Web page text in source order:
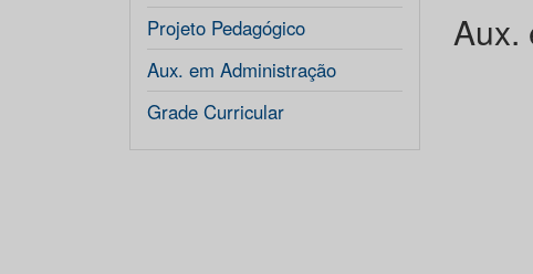
Projeto Pedagógico
Aux. em Administração
Grade Curricular
Aux.